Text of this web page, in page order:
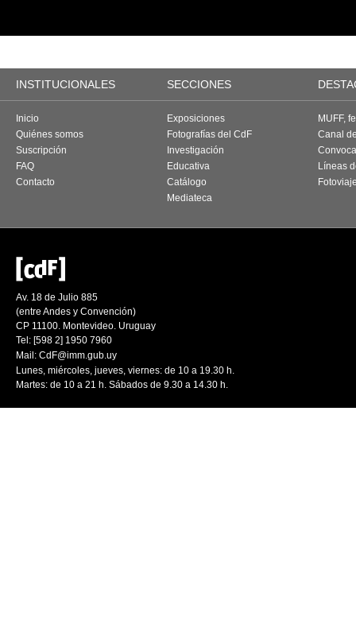
INSTITUCIONALES SECCIONES
Inicio
Quiénes somos
Suscripción
FAQ
Contacto
Exposiciones
Fotografías del CdF
Investigación
Educativa
Catálogo
Mediateca
MUFF,
Canal
Líneas
Av. 18 de Julio 885
(entre Andes y Convención)
CP 11100. Montevideo. Uruguay
Tel: [598 2] 1950 7960
Mail: CdF@imm.gub.uy
Lunes, miércoles, jueves, viernes: de 10 a 19.30 h.
Martes: de 10 a 21 h. Sábados de 9.30 a 14.30 h.